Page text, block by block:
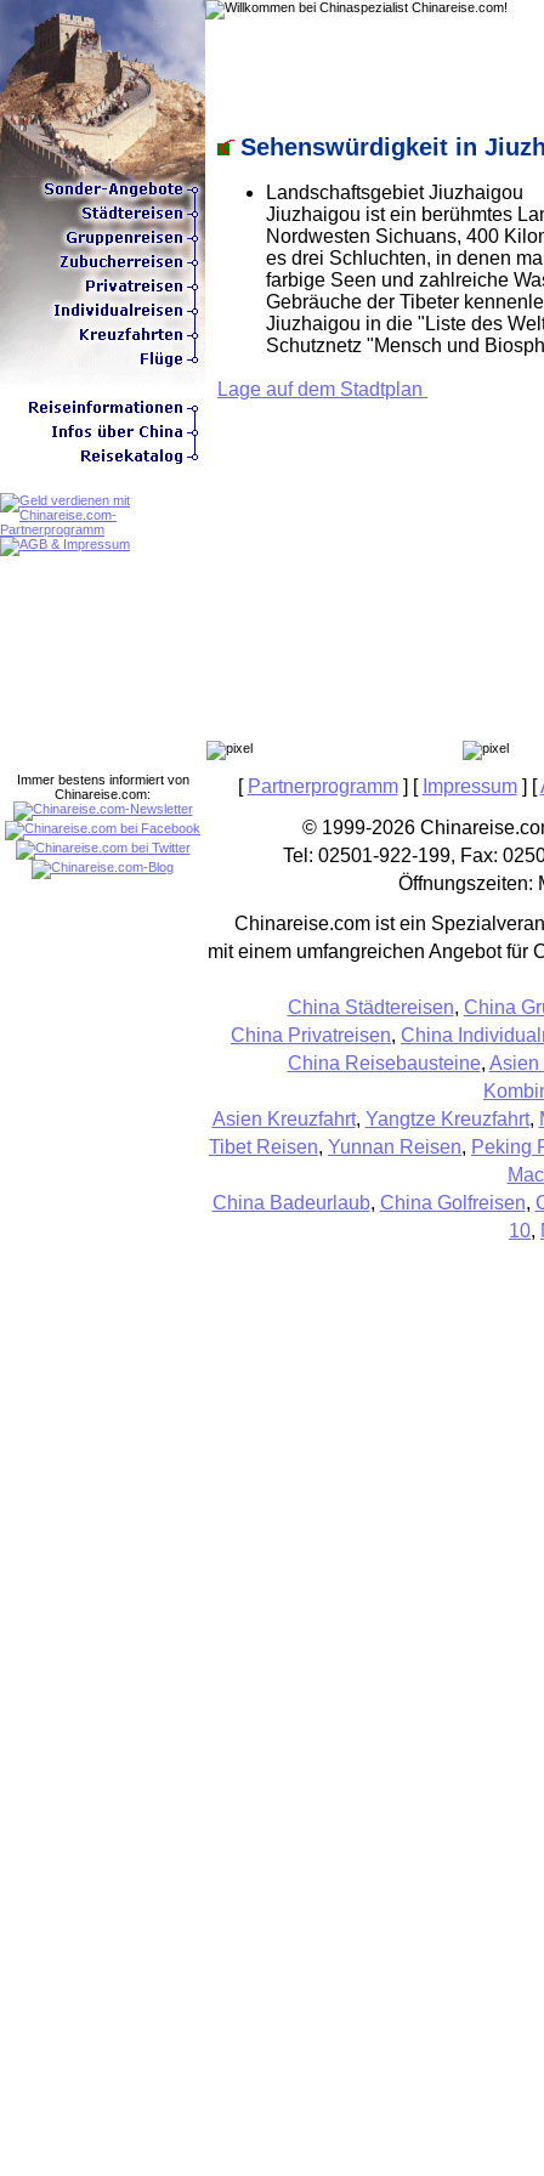
Sehenswürdigkeit in
Landschaftsgebiet Jiuzhaigou
Jiuzhaigou ist ein berühmtes
Nordwesten Sichuans, 400
es drei Schluchten, in denen
farbige Seen und zahlreiche
Gebräuche der Tibeter
Jiuzhaigou in die "Liste des
Schutznetz "Mensch und
Lage auf dem Stadtplan
[ Partnerprogramm] [ Impressum] [
© 1999-2026
Tel: 02501-922-199, Fax:
Öffnungszeiten:
Chinareise.com ist ein
mit einem umfangreichen Angebot für
China Städtereisen, China
China Privatreisen, China
China Reisebausteine, Asien
Asien Kreuzfahrt, Yangtze Kreuzfahrt,
Tibet Reisen, Yunnan Reisen, Peking
China Badeurlaub, China Golfreisen,
10,
Immer bestens informiert von
Chinareise.com: